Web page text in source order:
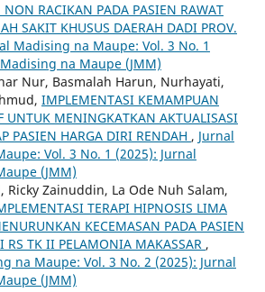
RACIKAN PADA PASIEN RAWAT
SAKIT KHUSUS DAERAH DADI PROV.
Madising na Maupe: Vol. 3 No. 1
na Maupe (JMM)
Nur, Basmalah Harun, Nurhayati,
IMPLEMENTASI KEMAMPUAN
UNTUK MENINGKATKAN AKTUALISASI
PASIEN HARGA DIRI RENDAH , Jurnal
Vol. 3 No. 1 (2025): Jurnal
(JMM)
Ricky Zainuddin, La Ode Nuh Salam,
TERAPI HIPNOSIS LIMA
KECEMASAN PADA PASIEN
RS TK II PELAMONIA MAKASSAR ,
na Maupe: Vol. 3 No. 2 (2025): Jurnal
(JMM)